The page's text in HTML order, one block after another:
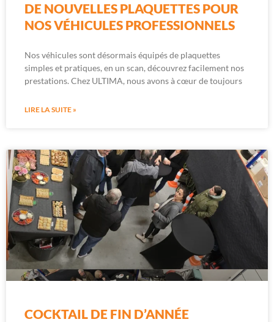
DE NOUVELLES PLAQUETTES POUR
NOS VÉHICULES PROFESSIONNELS
Nos véhicules sont désormais équipés de plaquettes
simples et pratiques, en un scan, découvrez facilement nos
prestations. Chez ULTIMA, nous avons à cœur de toujours
LIRE LA SUITE »
COCKTAIL DE FIN D’ANNÉE